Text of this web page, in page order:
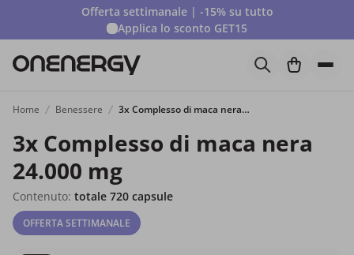
Offerta settimanale | -15% su tutto
Applica lo sconto GET15
Home Benessere 3x Complesso di maca nera 24.000 mg
3x Complesso di maca nera
24.000 mg
Contenuto: totale 720 capsule
OFFERTA SETTIMANALE